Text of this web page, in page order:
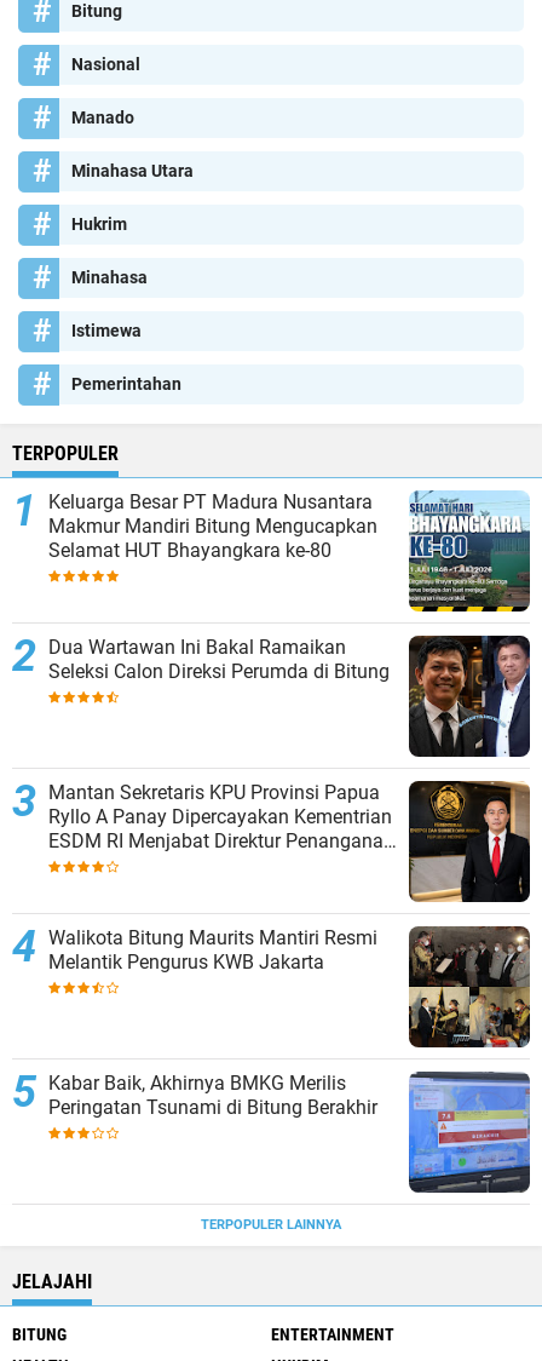
Bitung
Nasional
Manado
Minahasa Utara
Hukrim
Minahasa
Istimewa
Pemerintahan
TERPOPULER
Keluarga Besar PT Madura Nusantara
Makmur Mandiri Bitung Mengucapkan
Selamat HUT Bhayangkara ke-80
Dua Wartawan Ini Bakal Ramaikan
Seleksi Calon Direksi Perumda di Bitung
Mantan Sekretaris KPU Provinsi Papua
Ryllo A Panay Dipercayakan Kementrian
ESDM RI Menjabat Direktur Penanganan
Aset Barang Bukti
Walikota Bitung Maurits Mantiri Resmi
Melantik Pengurus KWB Jakarta
Kabar Baik, Akhirnya BMKG Merilis
Peringatan Tsunami di Bitung Berakhir
TERPOPULER LAINNYA
JELAJAHI
BITUNG
ENTERTAINMENT